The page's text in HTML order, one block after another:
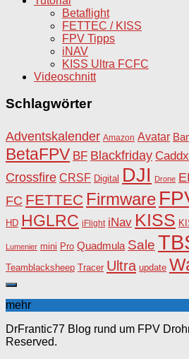
Betaflight
FETTEC / KISS
FPV Tipps
iNAV
KISS Ultra FCFC
Videoschnitt
Schlagwörter
Adventskalender Amazon Avatar
BetaFPV BF Blackfriday Caddx
Crossfire CRSF Digital DJI Drone
FC FETTEC Firmware
HD HGLRC iFlight iNav KISS
Lumenier mini Pro Quadmula Sale
Teamblacksheep Tracer Ultra update
mehr
DrFrantic77 Blog rund um FPV
Reserved.